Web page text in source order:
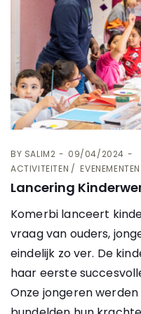
BY SALIM2
09/04/2024
ACTIVITEITEN
EVENEMENTEN
Lancering
Komerbi lanceert
vraag van ouders,
eindelijk zo ver. De
haar eerste
Onze jongeren